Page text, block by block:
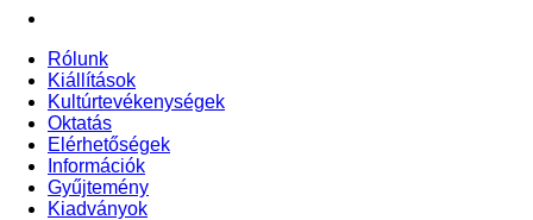
Rólunk
Kiállítások
Kultúrtevékenységek
Oktatás
Elérhetőségek
Információk
Gyűjtemény
Kiadványok